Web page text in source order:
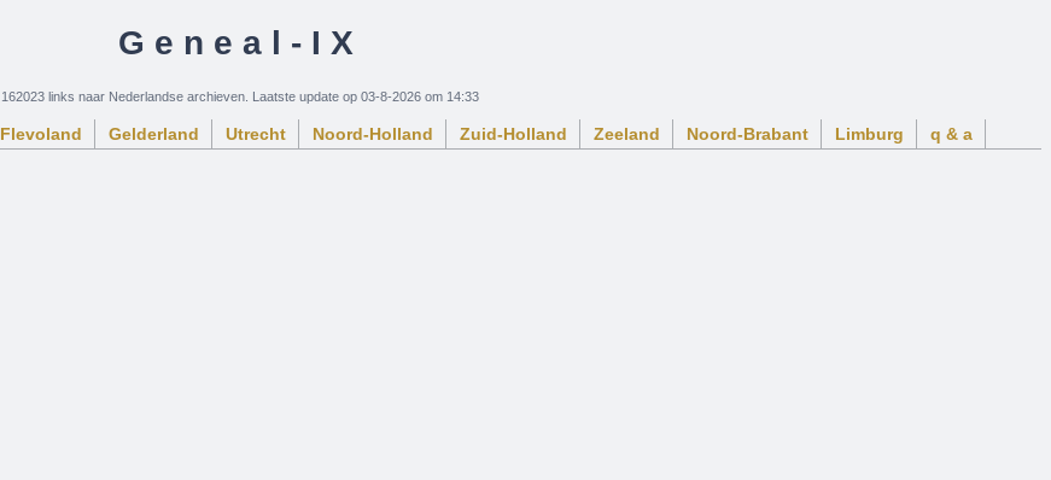
Geneal-IX
162023 links naar Nederlandse archieven. Laatste update op 03-8-2026 om 14:33
Flevoland Gelderland Utrecht Noord-Holland Zuid-Holland Zeeland Noord-Brabant Limburg q & a